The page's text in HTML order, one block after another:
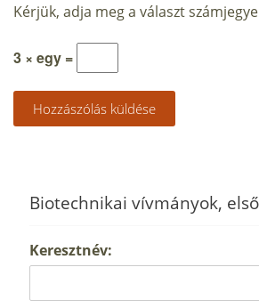
Kérjük, adja meg a választ
3 × egy =
Biotechnikai vívmányok,
Keresztnév: